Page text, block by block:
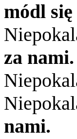
módl
za nami.
nami.